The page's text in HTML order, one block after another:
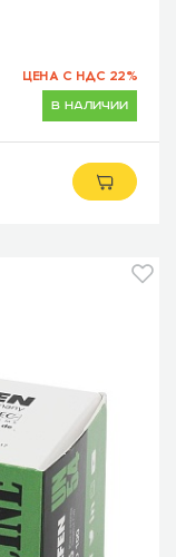
в наличии
ЦЕНА С НДС 22%